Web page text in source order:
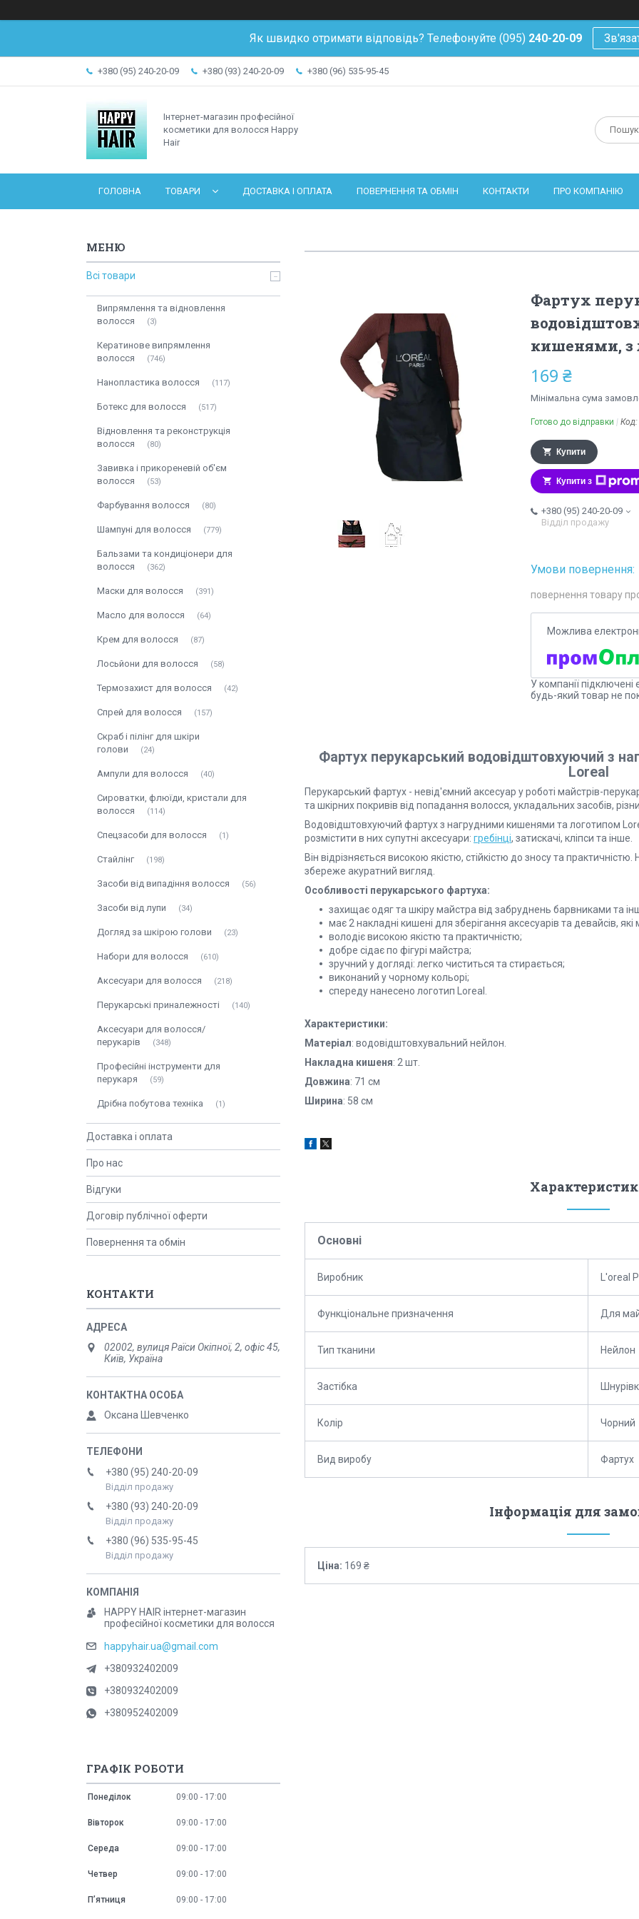
Як швидко отримати відповідь? Телефонуйте (095) 240-20-09
+380 (95) 240-20-09 +380 (93) 240-20-09 +380 (96) 535-95-45
Інтернет-магазин професійної
косметики для волосся Happy
Hair
ГОЛОВНА ТОВАРИ ДОСТАВКА І ОПЛАТА ПОВЕРНЕННЯ ТА ОБМІН КОНТАКТИ ПРО КОМПАНІЮ
Фартух
кишенями, з
169 ₴
Мінімальна сума
Готово до відправки Код:
Купити
Купити з
+380 (95) 240-20-09
Відділ продажу
повернення товару
У компанії
будь-який товар не
Фартух перукарський водовідштовхуючий з
Loreal
Перукарський фартух - невід'ємний аксесуар у роботі майстрів-
та шкірних покривів від попадання волосся, укладальних засобів,
Водовідштовхуючий фартух з нагрудними кишенями та логотипом
розмістити в них супутні аксесуари: гребінці, затискачі, кліпси та інше.
Він відрізняється високою якістю, стійкістю до зносу та
збереже акуратний вигляд.
Особливості перукарського фартуха:
захищає одяг та шкіру майстра від забруднень барвниками та
має 2 накладні кишені для зберігання аксесуарів та девайсів,
володіє високою якістю та практичністю;
добре сідає по фігурі майстра;
зручний у догляді: легко чиститься та стирається;
виконаний у чорному кольорі;
спереду нанесено логотип Loreal.
Характеристики:
Матеріал: водовідштовхувальний нейлон.
Накладна кишеня: 2 шт.
Довжина: 71 см
Ширина: 58 см
Основні
Виробник L'oreal
Функціональне призначення Для
Тип тканини Нейлон
Застібка
Колір Чорний
Вид виробу Фартух
Інформація для
Ціна: 169 ₴
Всі товари
Випрямлення та відновлення
волосся
3
Кератинове випрямлення
волосся
746
Нанопластика волосся 117
Ботекс для волосся 517
Відновлення та реконструкція
волосся
80
Завивка і прикореневій об'єм
волосся
53
Фарбування волосся 80
Шампуні для волосся 779
Бальзами та кондиціонери для
волосся
362
Маски для волосся 391
Масло для волосся 64
Крем для волосся 87
Лосьйони для волосся 58
Термозахист для волосся 42
Спрей для волосся 157
Скраб і пілінг для шкіри
голови
24
Ампули для волосся 40
Сироватки, флюїди, кристали для
волосся
114
Спецзасоби для волосся 1
Стайлінг 198
Засоби від випадіння волосся 56
Засоби від лупи 34
Догляд за шкірою голови 23
Набори для волосся 610
Аксесуари для волосся 218
Перукарські приналежності 140
Аксесуари для волосся/
перукарів
348
Професійні інструменти для
перукаря
59
Дрібна побутова техніка 1
Доставка і оплата
Про нас
Відгуки
Договір публічної оферти
Повернення та обмін
КОНТАКТИ
02002, вулиця Раїси Окіпної, 2, офіс 45,
Київ, Україна
Оксана Шевченко
+380 (95) 240-20-09
Відділ продажу
+380 (93) 240-20-09
Відділ продажу
+380 (96) 535-95-45
Відділ продажу
HAPPY HAIR інтернет-магазин
професійної косметики для волосся
happyhair.ua@gmail.com
+380932402009
+380932402009
+380952402009
ГРАФІК РОБОТИ
Понеділок 09:00 17:00
Вівторок 09:00 17:00
Середа 09:00 17:00
Четвер 09:00 17:00
Пʼятниця 09:00 17:00